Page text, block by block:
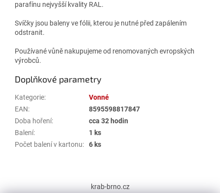
parafínu nejvyšší kvality RAL.
Svíčky jsou baleny ve fólii, kterou je nutné před zapálením
odstranit.
Používané vůně nakupujeme od renomovaných evropských
výrobců.
Doplňkové parametry
Kategorie:
Vonné
EAN:
8595598817847
Doba hoření:
cca 32 hodin
Balení:
1 ks
Počet balení v kartonu: 6 ks
krab-brno.cz